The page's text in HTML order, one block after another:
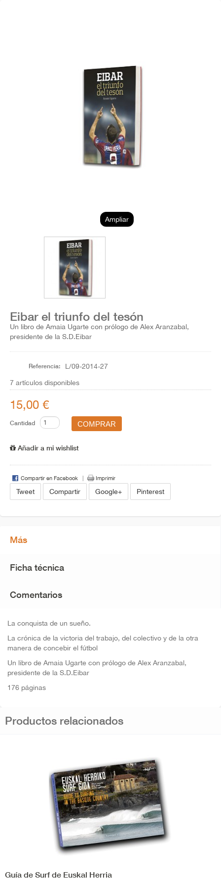
Ampliar
Eibar el triunfo del tesón
Un libro de Amaia Ugarte con prólogo de Alex Aranzabal,
presidente de la S.D.Eibar
Referencia: L/09-2014-27
7 artículos disponibles
15,00 €
Cantidad
Añadir a mi wishlist
Compartir en Facebook Imprimir
Tweet Compartir Google+ Pinterest
Más
Ficha técnica
Comentarios
La conquista de un sueño.
La crónica de la victoria del trabajo, del colectivo y de la otra
manera de concebir el fútbol
Un libro de Amaia Ugarte con prólogo de Alex Aranzabal,
presidente de la S.D.Eibar
176 páginas
Productos relacionados
Guía de Surf de Euskal Herria